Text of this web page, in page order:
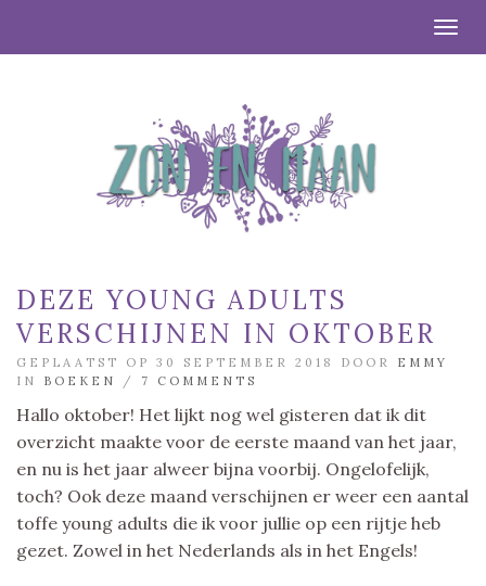
DEZE YOUNG ADULTS
VERSCHIJNEN IN OKTOBER
GEPLAATST OP 30 SEPTEMBER 2018 DOOR EMMY
IN BOEKEN / 7 COMMENTS
Hallo oktober! Het lijkt nog wel gisteren dat ik dit
overzicht maakte voor de eerste maand van het jaar,
en nu is het jaar alweer bijna voorbij. Ongelofelijk,
toch? Ook deze maand verschijnen er weer een aantal
toffe young adults die ik voor jullie op een rijtje heb
gezet. Zowel in het Nederlands als in het Engels!